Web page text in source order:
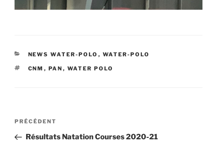
CATÉGORIES
NEWS WATER-POLO , WATER-POLO
ÉTIQUETTES
CNM , PAN , WATER POLO
Navigation
l’article
Article
précédent
PRÉCÉDENT
Résultats Natation Courses 2020-21